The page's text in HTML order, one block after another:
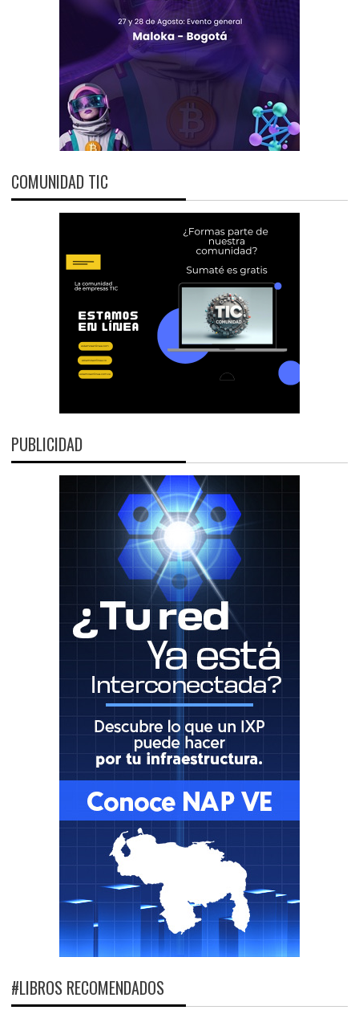
COMUNIDAD TIC
PUBLICIDAD
#LIBROS RECOMENDADOS